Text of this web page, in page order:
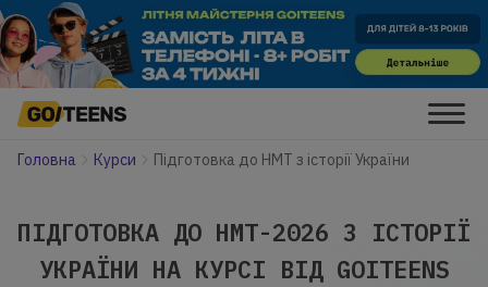
Головна Курси Підготовка до НМТ з історії України
ПІДГОТОВКА ДО НМТ-2026 З ІСТОРІЇ
УКРАЇНИ НА КУРСІ ВІД GOITEENS